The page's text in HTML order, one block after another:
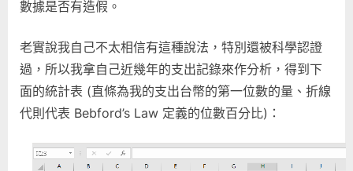
數據是否有造假。
老實說我自己不太相信有這種說法，特別還被科學認證
過，所以我拿自己近幾年的支出記錄來作分析，得到下
面的統計表 (直條為我的支出台幣的第一位數的量、折線
代則代表 Bebford’s Law 定義的位數百分比)：